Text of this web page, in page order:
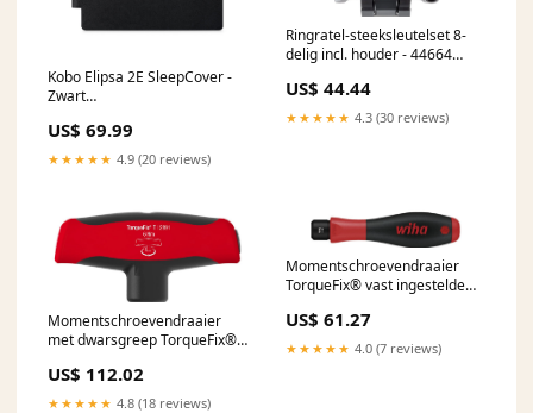
Kobo Elipsa 2E SleepCover -
Zwart
Kobo Stylus 2
US$ 69.99
★★★★★ 4.9 (20 reviews)
Ringratel-steeksleutelset 8-
delig incl. houder - 44664
Promo
US$ 44.44
★★★★★ 4.3 (30 reviews)
Momentschroevendraaier
met dwarsgreep TorqueFix®
momentbegrenzing - 29228
dropshipment
US$ 112.02
★★★★★ 4.8 (18 reviews)
Momentschroevendraaier
TorqueFix® vast ingestelde
Stanley promo
US$ 61.27
★★★★★ 4.0 (7 reviews)